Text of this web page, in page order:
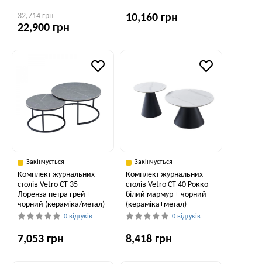
32,714 грн
22,900 грн
10,160 грн
Закінчується
Комплект журнальних
столів Vetro CT-35
Лоренза петра грей +
чорний (кераміка/метал)
0 відгуків
7,053 грн
Закінчується
Комплект журнальних
столів Vetro CT-40 Рокко
білий мармур + чорний
(кераміка+метал)
0 відгуків
8,418 грн